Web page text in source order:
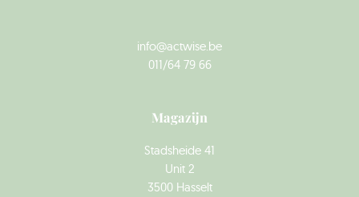
info@actwise.be
011/64 79 66
Magazijn
Stadsheide 41
Unit 2
3500 Hasselt